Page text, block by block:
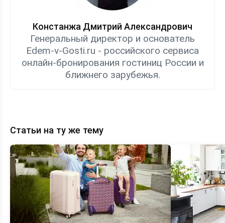
Констанжа Дмитрий Александрович
Генеральный директор и основатель
Edem-v-Gosti.ru - российского сервиса
онлайн-бронирования гостиниц России и
ближнего зарубежья.
Статьи на ту же тему
Топ-8
семейных
гостевых
домов
Анапы
—
рейтинг
и
цены
KOD_GOD
Экономия
на
отдыхе
—
выбираем
гостевой
дом
Анапе
с